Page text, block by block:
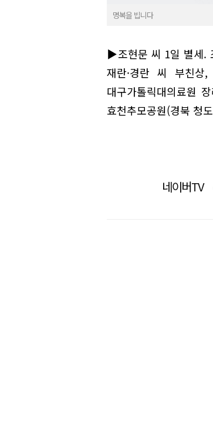
명복을 빕니다
▶조현문 씨 1일 별세.
재란·경란 씨 부친상
대구가톨릭대의료원
효천추모공원(경북 청
네이버TV